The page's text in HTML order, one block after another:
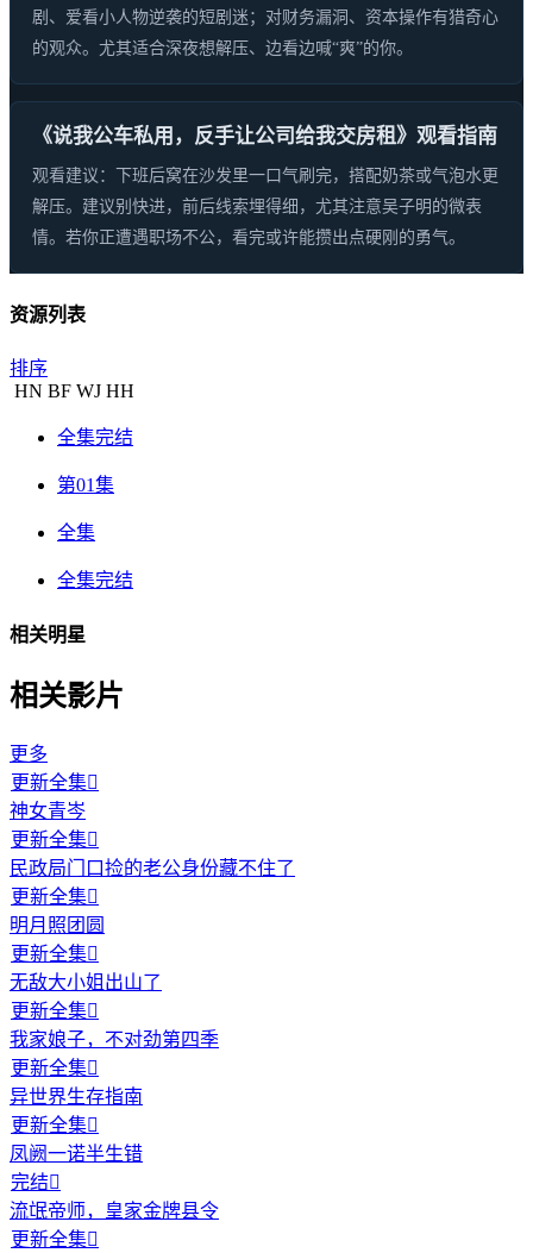
剧、爱看小人物逆袭的短剧迷；对财务漏洞、资本操作有猎奇心
的观众。尤其适合深夜想解压、边看边喊“爽”的你。
《说我公车私用，反手让公司给我交房租》观看指南
观看建议：下班后窝在沙发里一口气刷完，搭配奶茶或气泡水更
解压。建议别快进，前后线索埋得细，尤其注意吴子明的微表
情。若你正遭遇职场不公，看完或许能攒出点硬刚的勇气。
资源列表
排序
HN BF WJ HH
全集完结
第01集
全集
全集完结
相关明星
相关影片
更多
更新全集
神女青岑
更新全集
民政局门口捡的老公身份藏不住了
更新全集
明月照团圆
更新全集
无敌大小姐出山了
更新全集
我家娘子，不对劲第四季
更新全集
异世界生存指南
更新全集
凤阙一诺半生错
完结
流氓帝师，皇家金牌县令
更新全集